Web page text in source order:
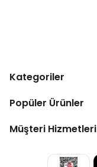
Kategoriler
Popüler Ürünler
Müşteri Hizmetleri